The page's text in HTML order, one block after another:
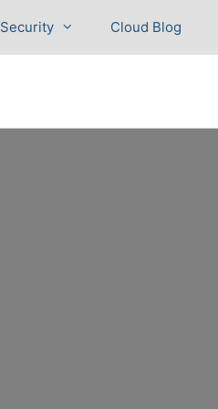
Security Cloud Blog